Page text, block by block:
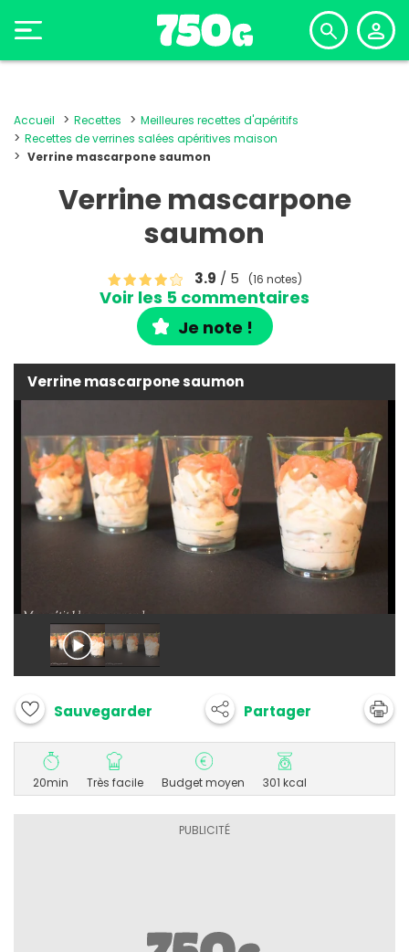
Accueil Recettes
Meilleures recettes d'apéritifs
Recettes de verrines salées apéritives maison
Verrine mascarpone saumon
Verrine mascarpone
saumon
3.9 / 5 (16 notes)
Voir les 5 commentaires
Je note !
Verrine mascarpone saumon
Sauvegarder Partager
20min Très facile Budget moyen 301 kcal